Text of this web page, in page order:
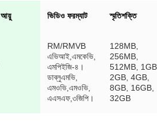
আয়ু ভিডিও ফরম্যাট স্মৃতিশক্তি
RM/RMVB
এভিআই, এমকেভি,
এমপিইজি-৪।
ডাব্লুএমভি,
এমওভি, এমওভি,
এএসএফ,৩জিপি।
128MB,
256MB,
512MB, 1GB,
2GB, 4GB,
8GB, 16GB,
32GB